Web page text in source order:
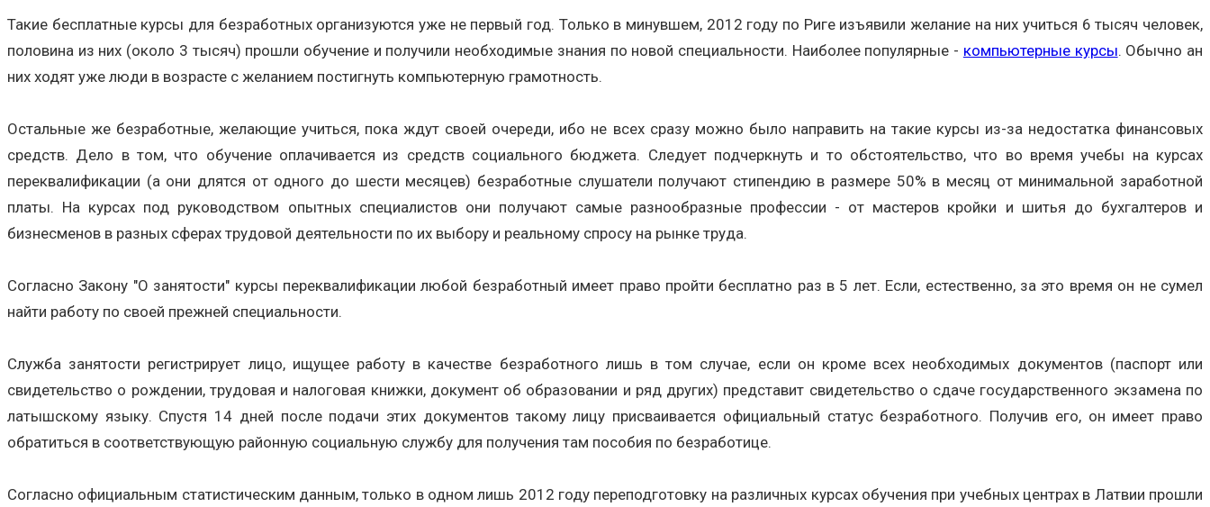
Такие бесплатные курсы для безработных организуются уже не первый год. Только в минувшем, 2012 году по Риге изъявили желание на них учиться 6 тысяч человек,
половина из них (около 3 тысяч) прошли обучение и получили необходимые знания по новой специальности. Наиболее популярные - компьютерные курсы. Обычно ан
них ходят уже люди в возрасте с желанием постигнуть компьютерную грамотность.
Остальные же безработные, желающие учиться, пока ждут своей очереди, ибо не всех сразу можно было направить на такие курсы из-за недостатка финансовых
средств. Дело в том, что обучение оплачивается из средств социального бюджета. Следует подчеркнуть и то обстоятельство, что во время учебы на курсах
переквалификации (а они длятся от одного до шести месяцев) безработные слушатели получают стипендию в размере 50% в месяц от минимальной заработной
платы. На курсах под руководством опытных специалистов они получают самые разнообразные профессии - от мастеров кройки и шитья до бухгалтеров и
бизнесменов в разных сферах трудовой деятельности по их выбору и реальному спросу на рынке труда.
Согласно Закону "О занятости" курсы переквалификации любой безработный имеет право пройти бесплатно раз в 5 лет. Если, естественно, за это время он не сумел
найти работу по своей прежней специальности.
Служба занятости регистрирует лицо, ищущее работу в качестве безработного лишь в том случае, если он кроме всех необходимых документов (паспорт или
свидетельство о рождении, трудовая и налоговая книжки, документ об образовании и ряд других) представит свидетельство о сдаче государственного экзамена по
латышскому языку. Спустя 14 дней после подачи этих документов такому лицу присваивается официальный статус безработного. Получив его, он имеет право
обратиться в соответствующую районную социальную службу для получения там пособия по безработице.
Согласно официальным статистическим данным, только в одном лишь 2012 году переподготовку на различных курсах обучения при учебных центрах в Латвии прошли